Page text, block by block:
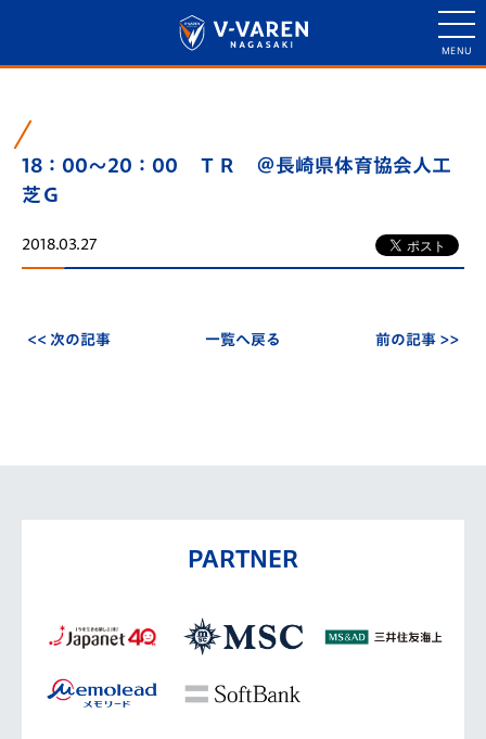
18：00～20：00 ＴＲ ＠長崎県体育協会人工
芝Ｇ
2018.03.27
<< 次の記事 一覧へ戻る 前の記事 >>
PARTNER